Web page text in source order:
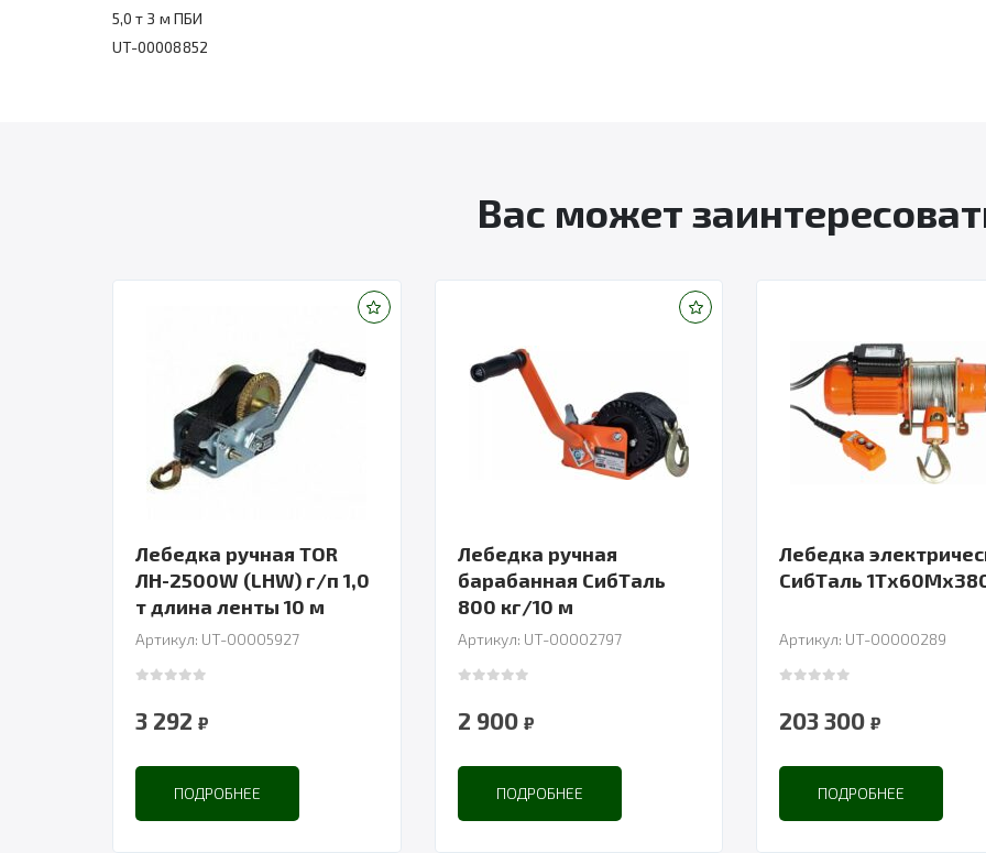
5,0 т 3 м ПБИ
UT-00008852
Вас может
Лебедка ручная TOR
ЛН-2500W (LHW) г/п 1,0
т длина ленты 10 м
Артикул: UT-00005927
3 292 ₽
ПОДРОБНЕЕ
Лебедка ручная
барабанная СибТаль
800 кг/10 м
Артикул: UT-00002797
2 900 ₽
ПОДРОБНЕЕ
Лебедка
СибТаль
Артикул: UT-00000289
203 300 ₽
ПОДРОБНЕЕ